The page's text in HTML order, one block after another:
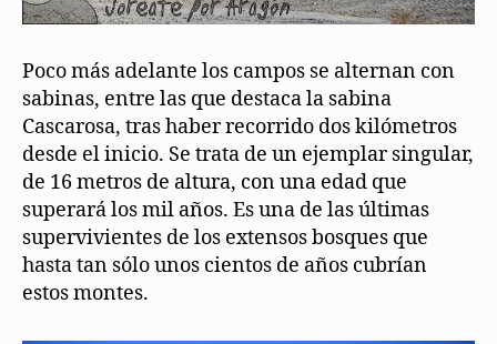
Poco más adelante los campos se alternan con
sabinas, entre las que destaca la sabina
Cascarosa, tras haber recorrido dos kilómetros
desde el inicio. Se trata de un ejemplar singular,
de 16 metros de altura, con una edad que
superará los mil años. Es una de las últimas
supervivientes de los extensos bosques que
hasta tan sólo unos cientos de años cubrían
estos montes.